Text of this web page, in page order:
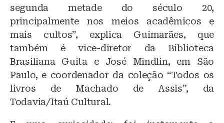
segunda metade do século 20,
principalmente nos meios acadêmicos e
mais cultos”, explica Guimarães, que
também é vice-diretor da Biblioteca
Brasiliana Guita e José Mindlin, em São
Paulo, e coordenador da coleção “Todos os
livros de Machado de Assis”, da
Todavia/Itaú Cultural.